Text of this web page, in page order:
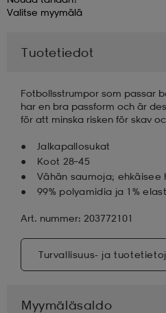
Valitse myymälä
Tuotetiedot
Fotbollsstrumpor som passar
har en bra passform och är
för att minska risken för skav
Jalkapallosukat
Koot 28–45
Vähän saumoja; ehkäisee
99% polyamidia ja 1%
Art. nummer: 203772101
Turvallisuus- ja
Myymäläsaldo